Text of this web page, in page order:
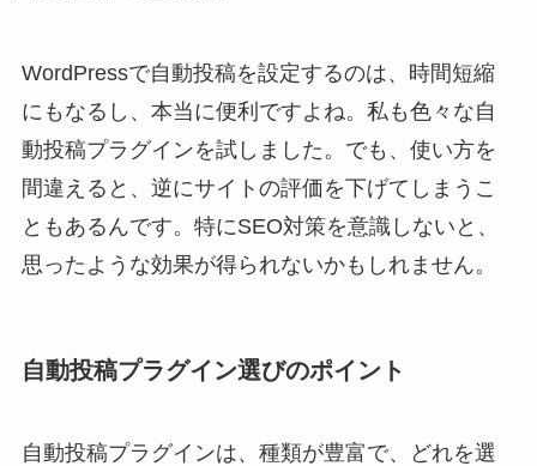
WordPressで自動投稿を設定するのは、時間短縮
にもなるし、本当に便利ですよね。私も色々な自
動投稿プラグインを試しました。でも、使い方を
間違えると、逆にサイトの評価を下げてしまうこ
ともあるんです。特にSEO対策を意識しないと、
思ったような効果が得られないかもしれません。
自動投稿プラグイン選びのポイント
自動投稿プラグインは、種類が豊富で、どれを選